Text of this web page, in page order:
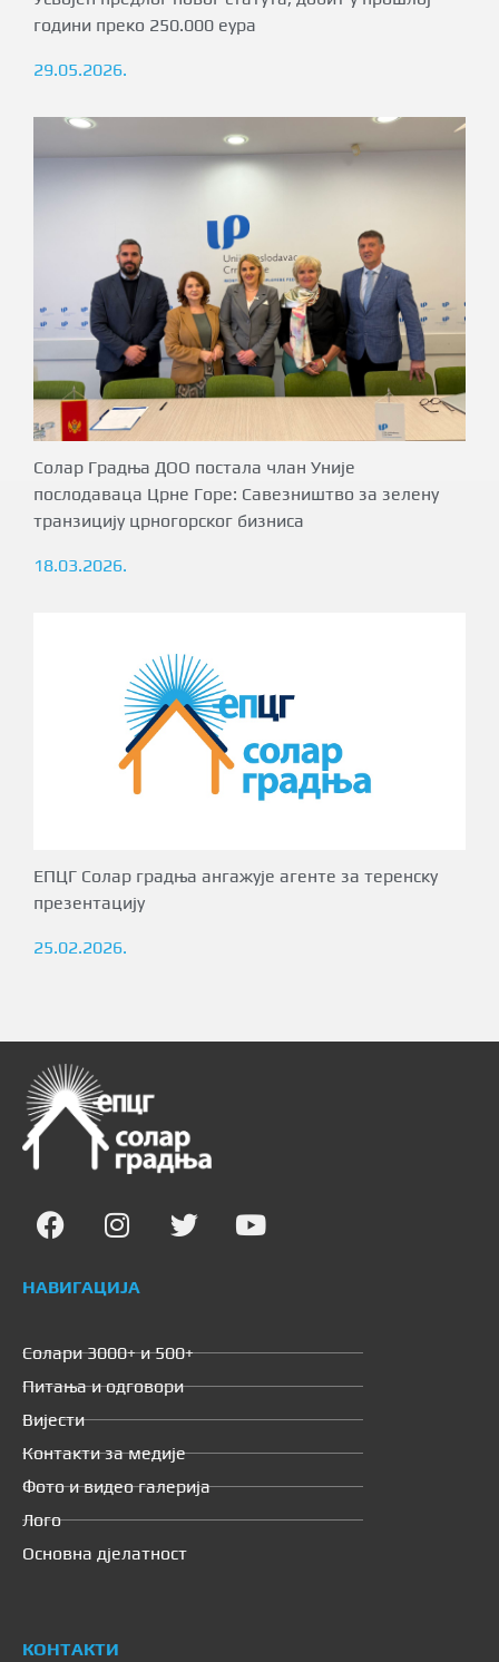
години преко 250.000 еура
29.05.2026.
Солар Градња ДОО постала члан Уније
послодаваца Црне Горе: Савезништво за зелену
транзицију црногорског бизниса
18.03.2026.
ЕПЦГ Солар градња ангажује агенте за теренску
презентацију
25.02.2026.
НАВИГАЦИЈА
Солари 3000+ и 500+
Питања и одговори
Вијести
Контакти за медије
Фото и видео галерија
Лого
Основна дјелатност
КОНТАКТИ